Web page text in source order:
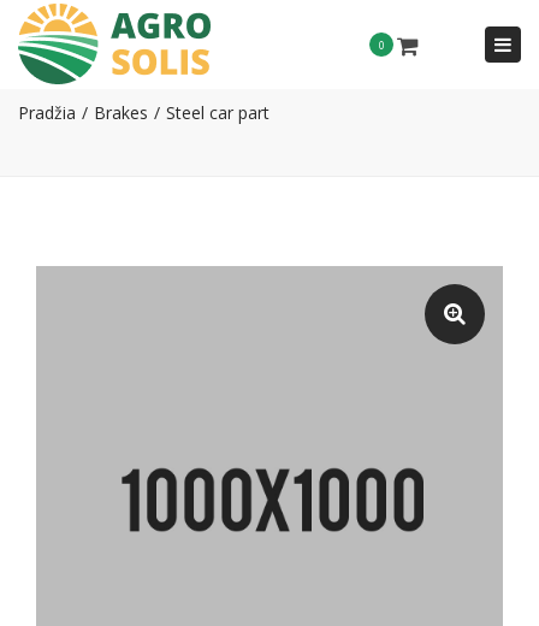
0
Steel car part
Pradžia Brakes Steel car part